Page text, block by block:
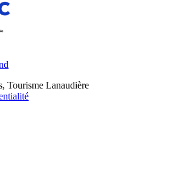
Tourisme Lanaudière